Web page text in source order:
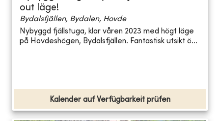
out läge!
Bydalsfjällen, Bydalen, Hovde
Nybyggd fjällstuga, klar våren 2023 med högt läge
på Hovdeshögen, Bydalsfjällen. Fantastisk utsikt ö...
Kalender auf Verfügbarkeit prüfen